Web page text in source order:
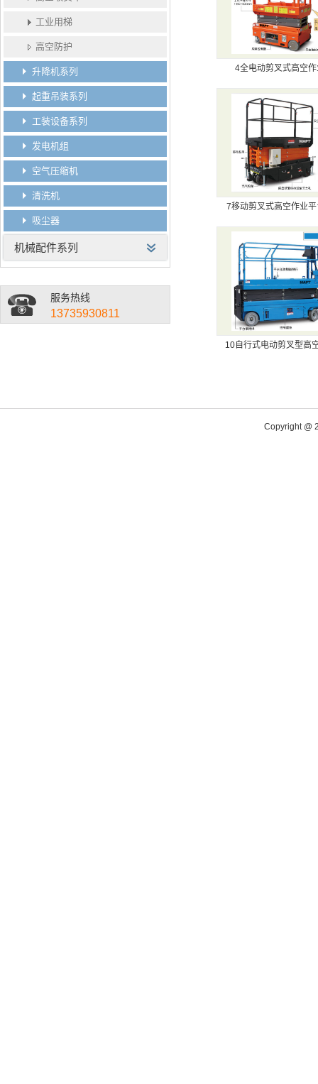
工业用梯
高空防护
升降机系列
起重吊装系列
工装设备系列
发电机组
空气压缩机
清洗机
吸尘器
机械配件系列
服务热线
13735930811
4全电动剪叉式高空
7移动剪叉式高空作业平
10自行式电动剪叉型高
Copyright @